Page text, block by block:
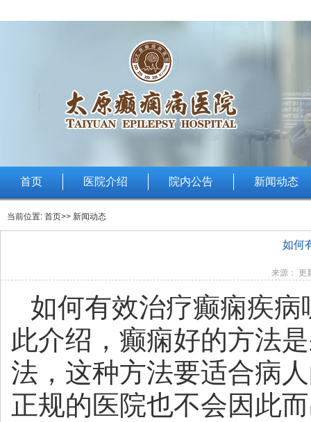
首页 医院介绍 院内公告 新闻动态
当前位置: 首页>> 新闻动态
如何
来源：
如何有效治疗癫痫疾病
此介绍，癫痫好的方法
法，这种方法要适合病
正规的医院也不会因此